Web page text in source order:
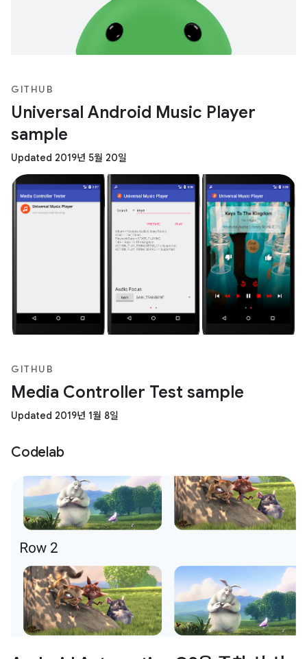
GITHUB
Universal Android Music Player
sample
Updated 2019년 5월 20일
GITHUB
Media Controller Test sample
Updated 2019년 1월 8일
Codelab